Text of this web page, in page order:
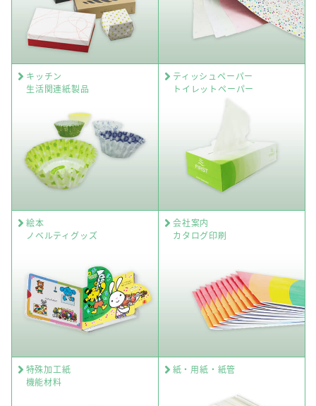
キッチン
生活関連紙製品
ティッシュペーパー
トイレットペーパー
絵本
ノベルティグッズ
会社案内
カタログ印刷
特殊加工紙
機能材料
紙・用紙・紙管